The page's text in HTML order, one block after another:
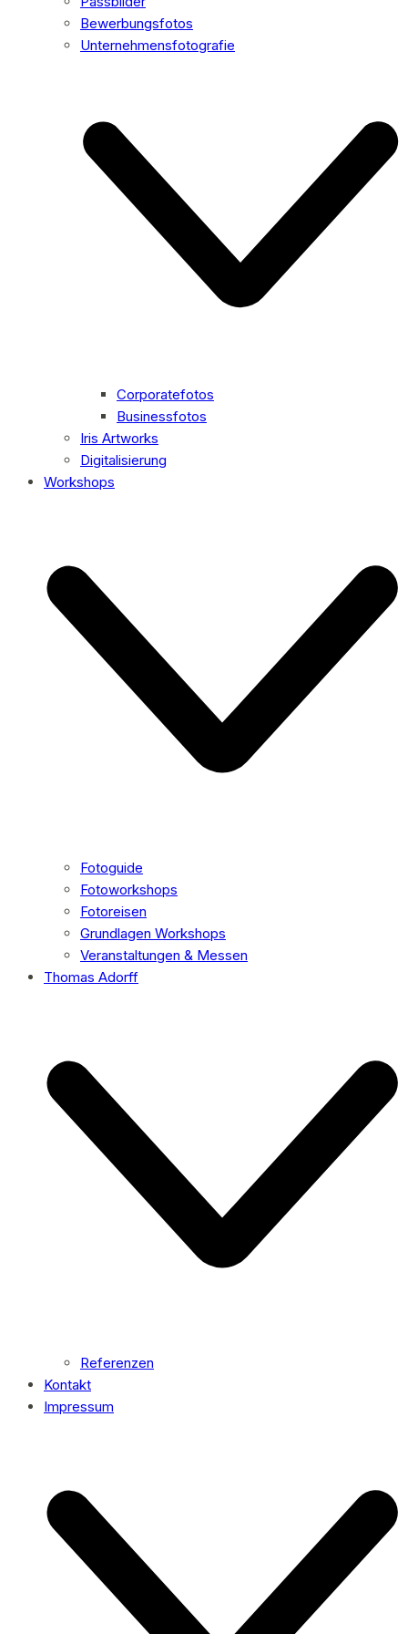
Bewerbungsfotos
Unternehmensfotografie
Corporatefotos
Businessfotos
Iris Artworks
Digitalisierung
Workshops
Fotoguide
Fotoworkshops
Fotoreisen
Grundlagen Workshops
Veranstaltungen & Messen
Thomas Adorff
Referenzen
Kontakt
Impressum